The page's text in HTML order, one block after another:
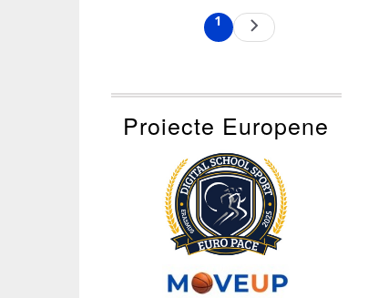
Current
page
1
Next
page
Proiecte Europene